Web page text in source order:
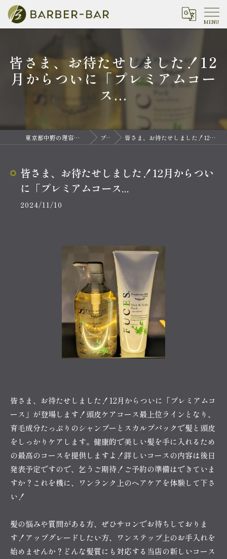
皆さま、お待たせしました！12
月からついに「プレミアムコー
ス...
東京都中野の理容室ならバーバーバー 中野 ブログ 皆さま、お待たせしました！12月からついに「プレミアムコース...
皆さま、お待たせしました！12月からつい
に「プレミアムコース...
2024/11/10
皆さま、お待たせしました！12月からついに「プレミアムコ
ース」が登場します！頭皮ケアコース最上位ラインとなり、
育毛成分たっぷりのシャンプーとスカルプパックで髪と頭皮
をしっかりケアします。健康的で美しい髪を手に入れるため
の最高のコースを提供しますよ！詳しいコースの内容は後日
発表予定ですので、乞うご期待！ご予約の準備はできていま
すか？これを機に、ワンランク上のヘアケアを体験して下さ
い！
髪の悩みや質問がある方、ぜひサロンでお待ちしておりま
す！アップグレードしたい方、ワンステップ上のお手入れを
始めませんか？どんな髪質にも対応する当店の新しいコース